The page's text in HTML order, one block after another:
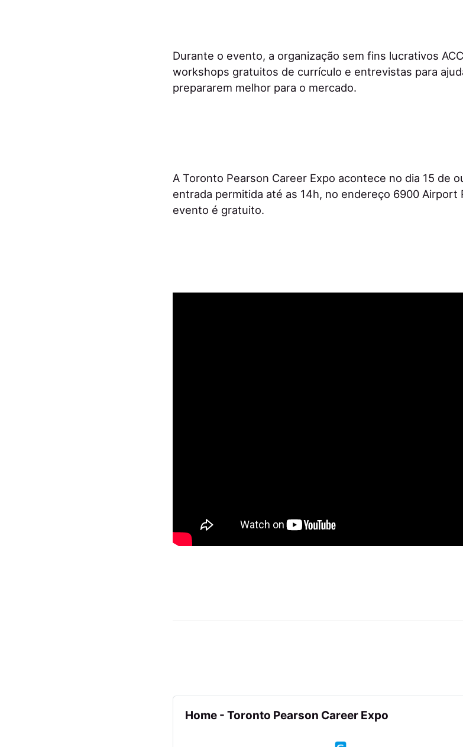
Durante o evento, a organização sem fins lucrativos
workshops gratuitos de currículo e entrevistas para
prepararem melhor para o mercado.
A Toronto Pearson Career Expo acontece no dia 15 de
entrada permitida até as 14h, no endereço 6900 Airport
evento é gratuito.
Home - Toronto Pearson Career Expo